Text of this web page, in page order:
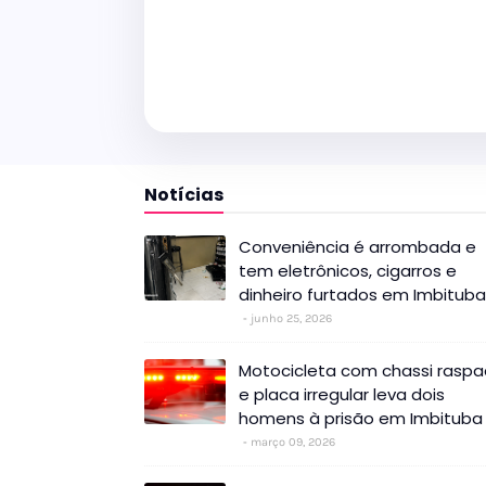
Notícias
Conveniência é arrombada e
tem eletrônicos, cigarros e
dinheiro furtados em Imbituba
junho 25, 2026
Motocicleta com chassi
e placa irregular leva dois
homens à prisão em Imbituba
março 09, 2026